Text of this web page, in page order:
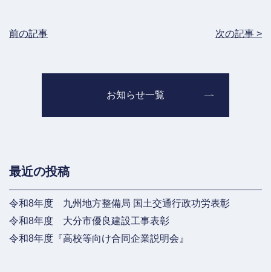
前の記事 次の記事 >
お知らせ一覧
最近の投稿
令和8年度 九州地方整備局 国土交通行政功労表彰
令和8年度 大分市優良建設工事表彰
令和8年度『高校等向け合同企業説明会』